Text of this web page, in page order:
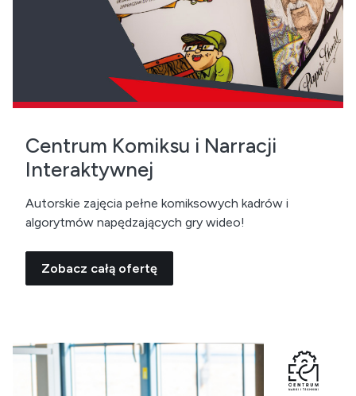
Centrum Komiksu i Narracji
Interaktywnej
Autorskie zajęcia pełne komiksowych kadrów i
algorytmów napędzających gry wideo!
Zobacz całą ofertę